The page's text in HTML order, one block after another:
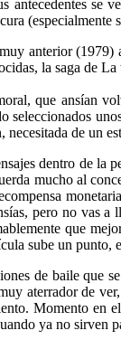
antecedentes se
anterior
la saga de
que ansían
seleccionados
de un
dentro de
mucho al
pero no vas
que
sube un
de baile que
aterrador de
Momento en
ya no sirven